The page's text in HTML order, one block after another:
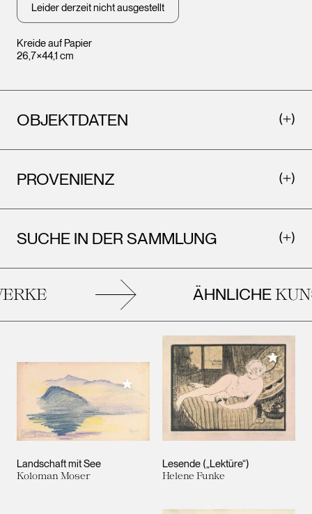
Kreide auf Papier
26,7×44,1 cm
Leider derzeit nicht ausgestellt
OBJEKTDATEN
PROVENIENZ
SUCHE IN DER SAMMLUNG
ÄHNLICHE
Landschaft mit See
Koloman Moser
Meiner Sammlung hinzufügen
Lesende („Lektüre“)
Helene Funke
Meiner